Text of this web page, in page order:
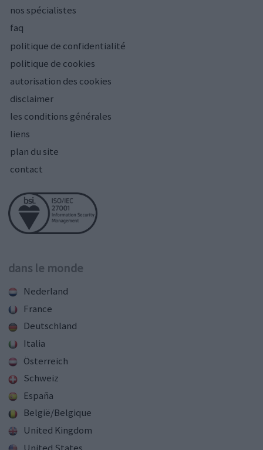
nos spécialistes
faq
politique de confidentialité
politique de cookies
autorisation des cookies
disclaimer
les conditions générales
liens
plan du site
contact
dans le monde
Nederland
France
Deutschland
Italia
Österreich
Schweiz
España
België/Belgique
United Kingdom